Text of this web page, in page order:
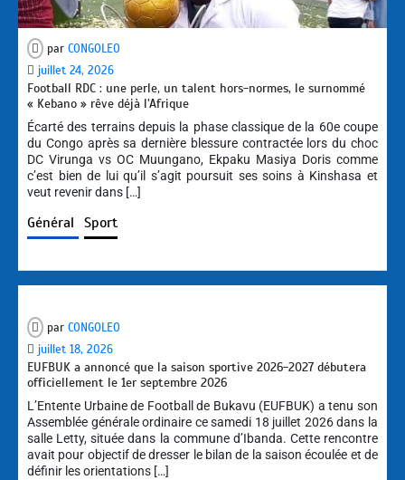
par CONGOLEO
juillet 24, 2026
Football RDC : une perle, un talent hors-normes, le surnommé
« Kebano » rêve déjà l’Afrique
Écarté des terrains depuis la phase classique de la 60e coupe
du Congo après sa dernière blessure contractée lors du choc
DC Virunga vs OC Muungano, Ekpaku Masiya Doris comme
c’est bien de lui qu’il s’agit poursuit ses soins à Kinshasa et
veut revenir dans […]
Général Sport
par CONGOLEO
juillet 18, 2026
EUFBUK a annoncé que la saison sportive 2026-2027 débutera
officiellement le 1er septembre 2026
L’Entente Urbaine de Football de Bukavu (EUFBUK) a tenu son
Assemblée générale ordinaire ce samedi 18 juillet 2026 dans la
salle Letty, située dans la commune d’Ibanda. Cette rencontre
avait pour objectif de dresser le bilan de la saison écoulée et de
définir les orientations […]